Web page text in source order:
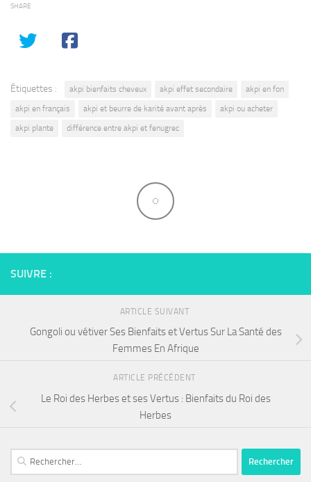
SHARE
Étiquettes : akpi bienfaits cheveux akpi effet secondaire
akpi en fon
akpi en français
akpi et beurre de karité avant après
akpi ou acheter
akpi plante
différence entre akpi et fenugrec
SUIVRE :
ARTICLE SUIVANT
Gongoli ou vétiver Ses Bienfaits et Vertus Sur La Santé des
Femmes En Afrique
ARTICLE PRÉCÉDENT
Le Roi des Herbes et ses Vertus : Bienfaits du Roi des
Herbes
Rechercher :